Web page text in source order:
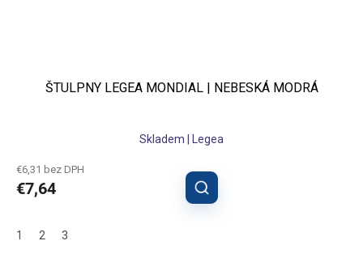
ŠTULPNY LEGEA MONDIAL | NEBESKÁ MODRÁ
Skladem | Legea
€6,31 bez DPH
€7,64
1 2 3